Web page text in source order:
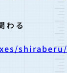
わる